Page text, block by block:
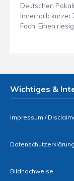
Deutschen
innerhalb kurzer
Fach. Einen
Wichtiges &
Impressum /
Datenschutzerklärung
Bildnachweise